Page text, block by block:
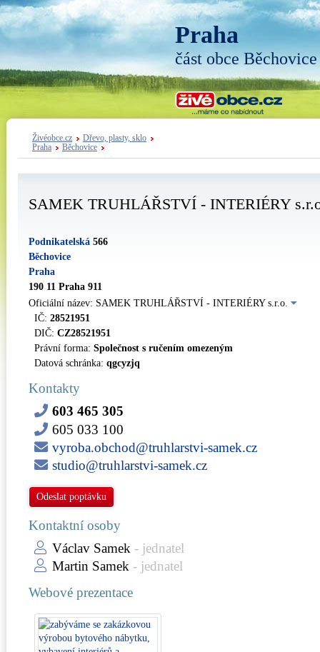
Praha
část obce Běchovice
Živéobce.cz
Dřevo, plasty, sklo
Praha
Běchovice
SAMEK TRUHLÁŘSTVÍ - INTERIÉRY
Podnikatelská 566
Běchovice
Praha
190 11 Praha 911
Oficiální název: SAMEK TRUHLÁŘSTVÍ - INTERIÉRY s.r.o.
IČ: 28521951
DIČ: CZ28521951
Právní forma: Společnost s ručením omezeným
Datová schránka: qgcyzjq
Kontakty
603 465 305
605 033 100
vyroba.obchod@truhlarstvi-samek.cz
studio@truhlarstvi-samek.cz
Odeslat poptávku
Kontaktní osoby
Václav Samek - jednatel
Martin Samek - jednatel
Webové prezentace